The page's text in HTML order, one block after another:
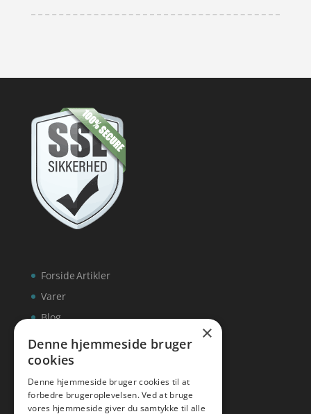
Forside
Varer
Blog
Kontakt
Artikler
hvidevaremagasinet
×
Denne hjemmeside bruger
cookies
Denne hjemmeside bruger cookies til at
forbedre brugeroplevelsen. Ved at bruge
vores hjemmeside giver du samtykke til alle